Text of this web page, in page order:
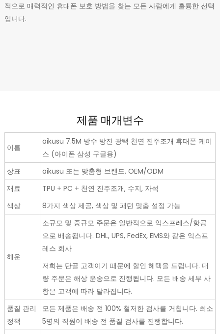
적으로 매력적인 휴대폰 보호 방법을 찾는 모든 사람에게 훌륭한 선택
입니다.
제품 매개변수
이름
aikusu 7.5M 방수 방진 광택 천연 진주조개 휴대폰 케이
스 (아이폰 삼성 구글용)
상표
aikusu 또는 맞춤형 브랜드, OEM/ODM
재료
TPU + PC + 천연 진주조개, 수지, 자석
색상
8가지 색상 제공, 색상 및 패턴 맞춤 설정 가능
해운
소규모 및 중규모 주문은 일반적으로 익스프레스/항공
으로 배송됩니다. DHL, UPS, FedEx, EMS와 같은 익스프
레스 회사
저희는 단골 고객이기 때문에 할인 혜택을 드립니다. 대
량 주문은 해상 운송으로 진행됩니다. 모든 배송 세부 사
항은 고객에 따라 달라집니다.
품질 관리
정책
모든 제품은 배송 전 100% 철저한 검사를 거칩니다. 최소
5명의 직원이 배송 전 품질 검사를 진행합니다.